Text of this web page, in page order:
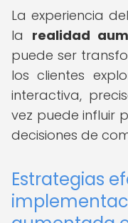
La experiencia
la realidad
puede ser
los clientes
interactiva,
vez puede influir
decisiones de
Estrategias